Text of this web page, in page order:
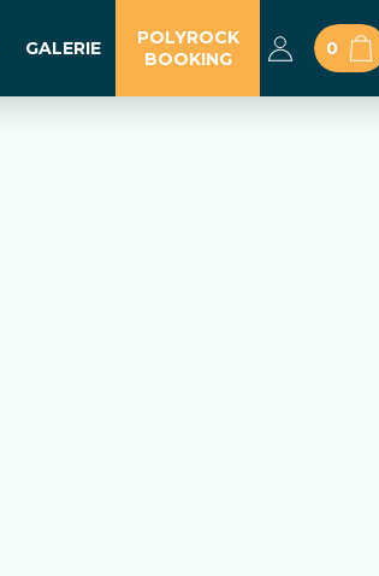
GALERIE
POLYROCK
BOOKING
0